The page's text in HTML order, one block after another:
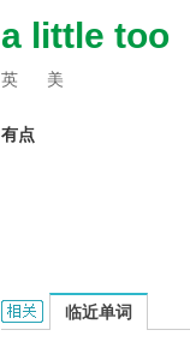
a little too
英 美
有点
a little too的相关资料：
临近单词